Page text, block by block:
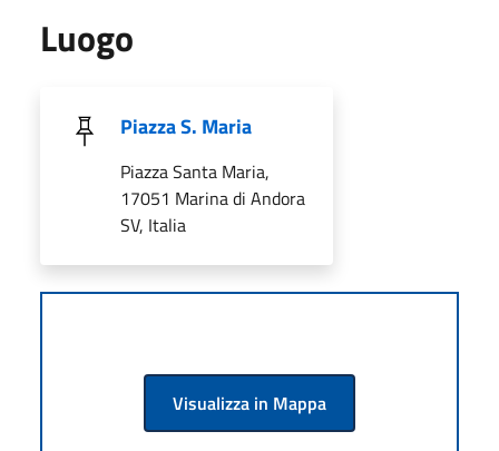
Luogo
Piazza S. Maria
Piazza Santa Maria,
17051 Marina di Andora
SV, Italia
Visualizza in Mappa